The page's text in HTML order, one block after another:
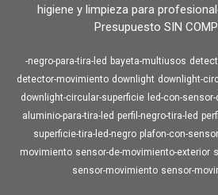
higiene y limpieza para
Presupuesto SIN
-negro-para-tira-led bayeta-multiusos
detector-movimiento downlight downlight-
downlight-circular-superficie
led-con-
aluminio-para-tira-led perfil-negro-tira-led
superficie-tira-led-negro plafon-con-sensor
movimiento sensor-de-movimiento-exterior
sensor-movimiento sensor-